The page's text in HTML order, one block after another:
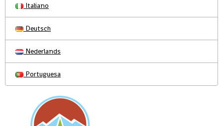
Italiano
Deutsch
Nederlands
Portuguesa